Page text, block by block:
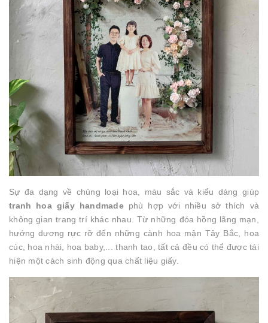
Sự đa dạng về chủng loại hoa, màu sắc và kiểu dáng giúp
tranh hoa giấy handmadephù hợp với nhiều sở thích và
không gian trang trí khác nhau. Từ những đóa hồng lãng mạn,
hướng dương rực rỡ đến những cành hoa mận Tây Bắc, hoa
cúc, hoa nhài, hoa baby,... thanh tao, tất cả đều có thể được tái
hiện một cách sinh động qua chất liệu giấy.